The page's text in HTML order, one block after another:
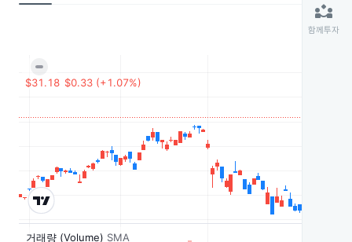
partner_exchange
함께투자